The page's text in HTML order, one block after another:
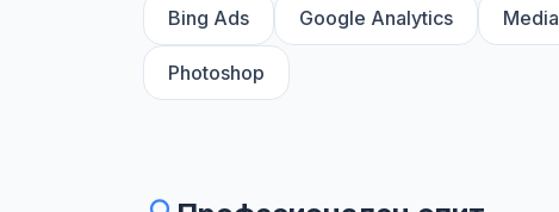
Bing Ads Google Analytics
Photoshop